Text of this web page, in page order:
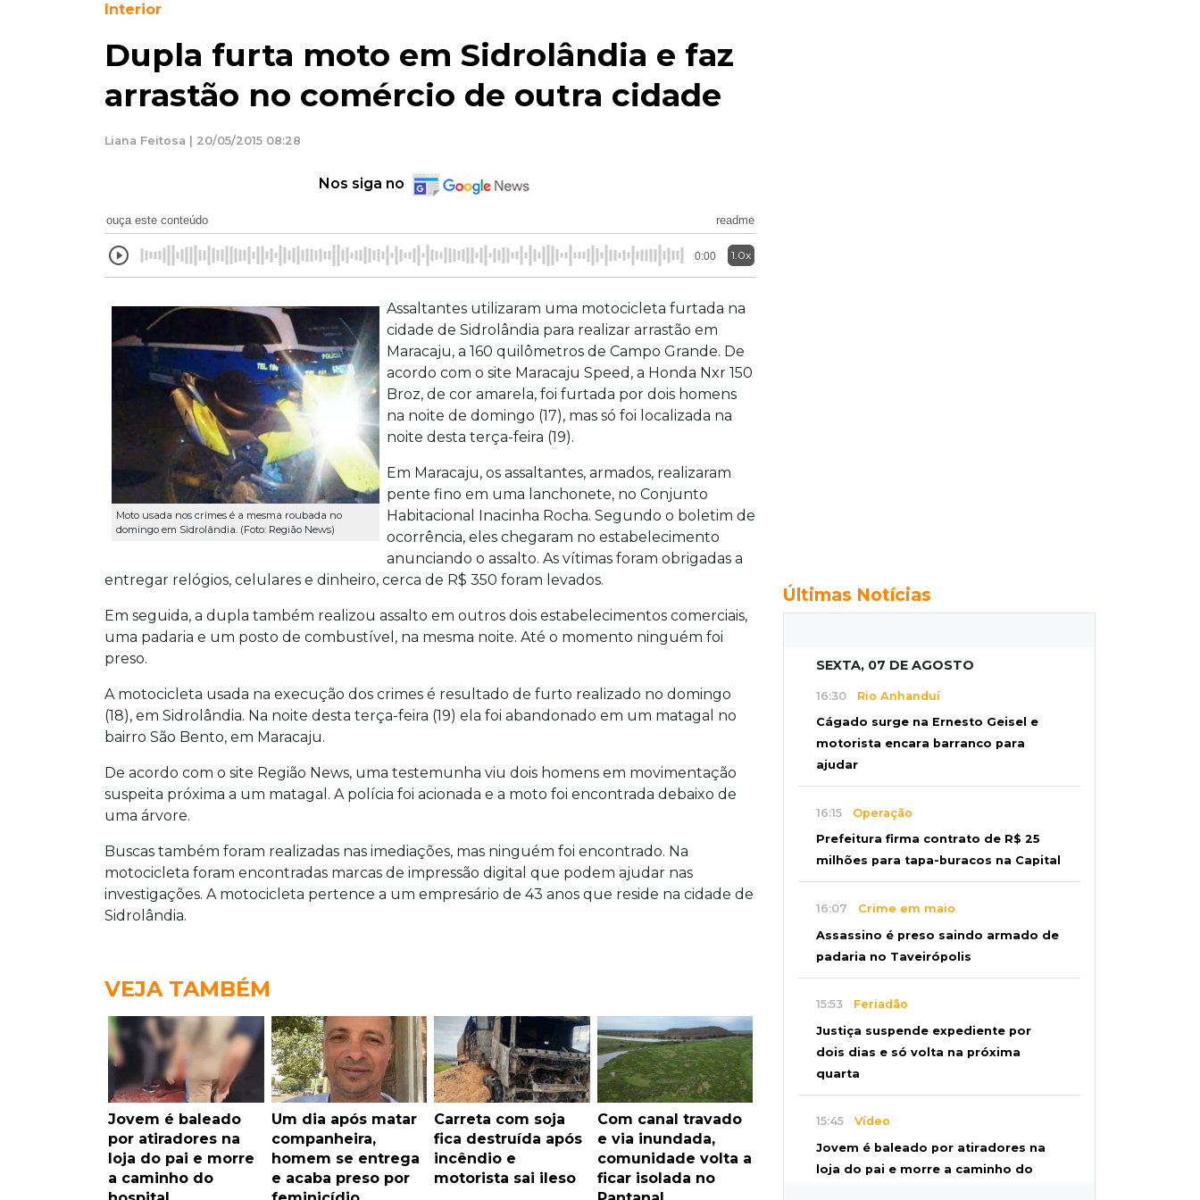
Interior
Dupla furta moto em Sidrolândia e faz
arrastão no comércio de outra cidade
Liana Feitosa | 20/05/2015 08:28
Nos siga no
ouça este conteúdo readme
0:00 1.0x
Moto usada nos crimes é a mesma roubada no
domingo em Sidrolândia. (Foto: Região News)
Assaltantes utilizaram uma motocicleta furtada na
cidade de Sidrolândia para realizar arrastão em
Maracaju, a 160 quilômetros de Campo Grande. De
acordo com o site Maracaju Speed, a Honda Nxr 150
Broz, de cor amarela, foi furtada por dois homens
na noite de domingo (17), mas só foi localizada na
noite desta terça-feira (19).
Em Maracaju, os assaltantes, armados, realizaram
pente fino em uma lanchonete, no Conjunto
Habitacional Inacinha Rocha. Segundo o boletim de
ocorrência, eles chegaram no estabelecimento
anunciando o assalto. As vítimas foram obrigadas a
entregar relógios, celulares e dinheiro, cerca de R$ 350 foram levados.
Em seguida, a dupla também realizou assalto em outros dois estabelecimentos comerciais,
uma padaria e um posto de combustível, na mesma noite. Até o momento ninguém foi
preso.
A motocicleta usada na execução dos crimes é resultado de furto realizado no domingo
(18), em Sidrolândia. Na noite desta terça-feira (19) ela foi abandonado em um matagal no
bairro São Bento, em Maracaju.
De acordo com o site Região News, uma testemunha viu dois homens em movimentação
suspeita próxima a um matagal. A polícia foi acionada e a moto foi encontrada debaixo de
uma árvore.
Buscas também foram realizadas nas imediações, mas ninguém foi encontrado. Na
motocicleta foram encontradas marcas de impressão digital que podem ajudar nas
investigações. A motocicleta pertence a um empresário de 43 anos que reside na cidade de
Sidrolândia.
VEJA TAMBÉM
Jovem é baleado
por atiradores na
loja do pai e morre
a caminho do
Um dia após matar
companheira,
homem se entrega
e acaba preso por
Carreta com soja
fica destruída após
incêndio e
motorista sai ileso
Com canal travado
e via inundada,
comunidade volta a
ficar isolada no
Últimas Notícias
SEXTA, 07 DE AGOSTO
16:30 Rio Anhanduí
Cágado surge na Ernesto Geisel e
motorista encara barranco para
ajudar
16:15 Operação
Prefeitura firma contrato de R$ 25
milhões para tapa-buracos na Capital
16:07 Crime em maio
Assassino é preso saindo armado de
padaria no Taveirópolis
15:53 Feriadão
Justiça suspende expediente por
dois dias e só volta na próxima
quarta
15:45 Vídeo
Jovem é baleado por atiradores na
loja do pai e morre a caminho do